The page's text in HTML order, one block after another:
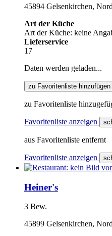
45894 Gelsenkirchen,
Art der Küche
Art der Küche: keine
Lieferservice
17
Daten werden geladen...
zu Favoritenliste hinzufügen
zu Favoritenliste
Favoritenliste anzeigen
aus Favoritenliste entfernt
Favoritenliste anzeigen
Heiner's
3 Bew.
45899 Gelsenkirchen,